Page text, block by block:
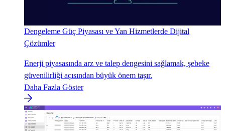
Dengeleme Güç Piyasası ve Yan Hizmetlerde Dijital
Çözümler
Enerji piyasasında arz ve talep dengesini sağlamak, şebeke
güvenilirliği açısından büyük önem taşır.
Daha Fazla Göster